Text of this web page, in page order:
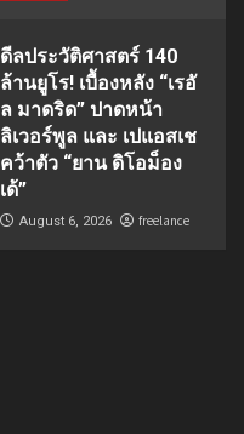
ดีลประวัติศาสตร์ 140
ล้านยูโร! เบื้องหลัง “เรอั
ล มาดริด” ปาดหน้า
ลิเวอร์พูล และ เปแอสเช
คว้าตัว “ยาน ดิโอม็อง
เด้”
August 6, 2026 freelance